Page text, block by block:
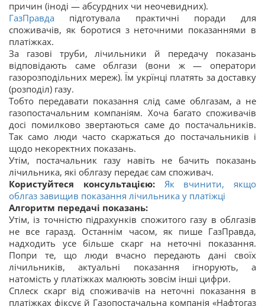
причин (іноді — абсурдних чи неочевидних).
ГазПравда підготувала практичні поради для
споживачів, як боротися з неточними показаннями в
платіжках.
За газові труби, лічильники й передачу показань
відповідають саме облгази (вони ж — оператори
газорозподільних мереж). Їм укрїнці платять за доставку
(розподіл) газу.
Тобто передавати показання слід саме облгазам, а не
газопостачальним компаніям. Хоча багато споживачів
досі помилково звертаються саме до постачальників.
Так само люди часто скаржаться до постачальників і
щодо некоректних показань.
Утім, постачальник газу навіть не бачить показань
лічильника, які облгазу передає сам споживач.
Користуйтеся консультацією: Як вчинити, якщо
облгаз завищив показання лічильника у платіжці
Алгоритм передачі показань:
Утім, із точністю підрахунків спожитого газу в облгазів
не все гаразд. Останнім часом, як пише ГазПравда,
надходить усе більше скарг на неточні показання.
Попри те, що люди вчасно передають дані своїх
лічильників, актуальні показання ігнорують, а
натомість у платіжках малюють зовсім інші цифри.
Сплеск скарг від споживачів на неточні показання в
платіжках фіксує й Газопостачальна компанія «Нафтогаз